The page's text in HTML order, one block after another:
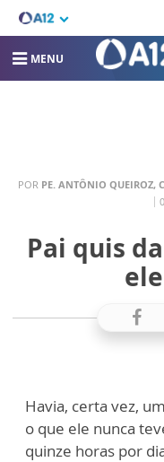
MENU
POR PE. ANTÔNIO QUEIROZ,
Pai quis
Havia, certa vez,
o que ele nunca
quinze horas por